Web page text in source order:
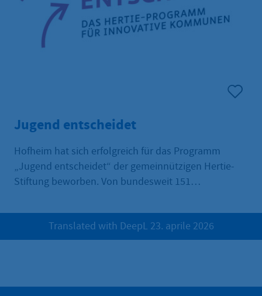
Jugend entscheidet
Hofheim hat sich erfolgreich für das Programm
„Jugend entscheidet“ der gemeinnützigen Hertie-
Stiftung beworben. Von bundesweit 151
Translated with DeepL 23. aprile 2026